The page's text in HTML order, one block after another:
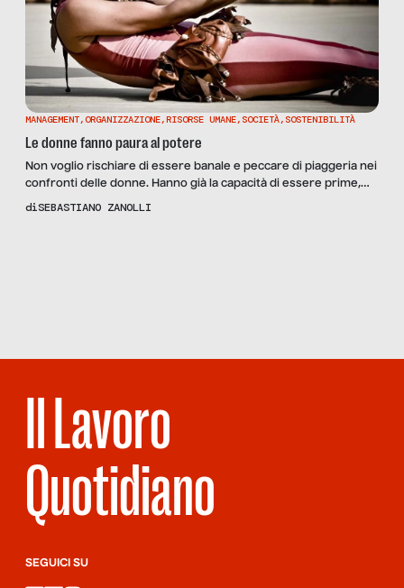
MANAGEMENT,ORGANIZZAZIONE,RISORSE UMANE, SOCIETÀ, SOSTENIBILITÀ
Le donne fanno paura al potere
Non voglio rischiare di essere banale e peccare di piaggeria nei
confronti delle donne. Hanno già la capacità di essere prime,
senza necessità che io, che non sono nessuno, aggiunga
diSEBASTIANO ZANOLLI
Il Lavoro
Quotidiano
SEGUICI SU